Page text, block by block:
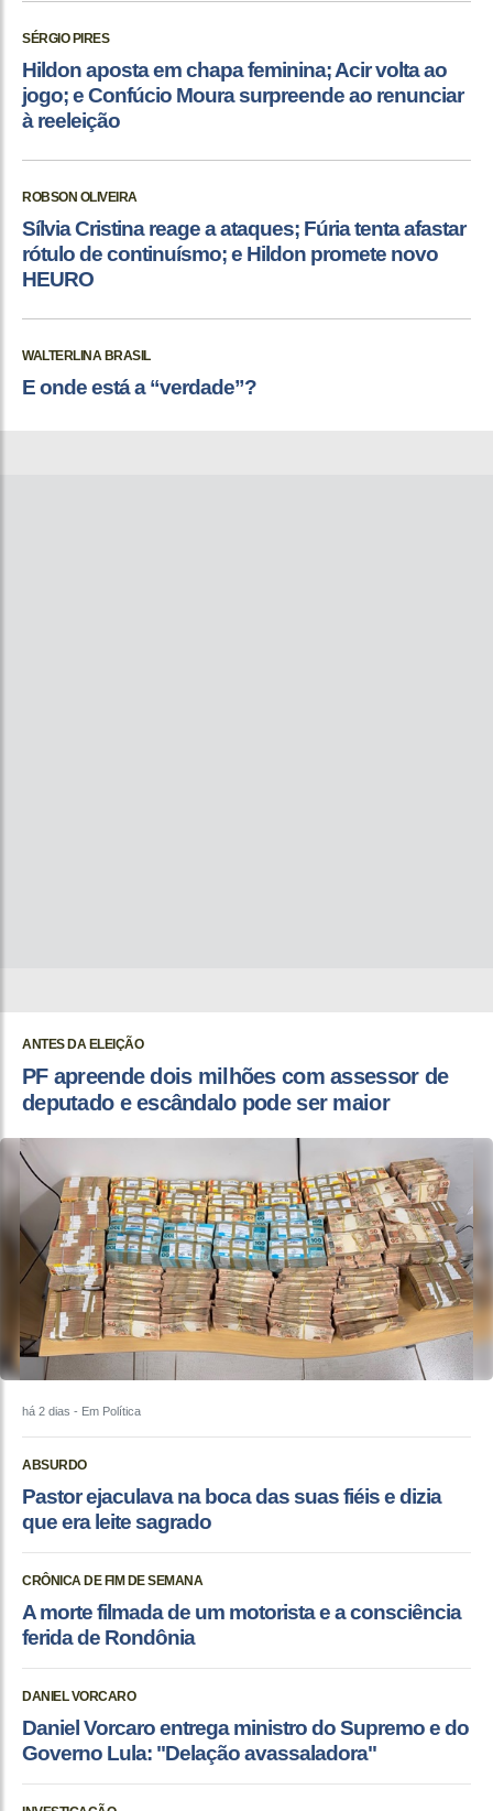
SÉRGIO PIRES
Hildon aposta em chapa feminina; Acir volta ao
jogo; e Confúcio Moura surpreende ao renunciar
à reeleição
ROBSON OLIVEIRA
Sílvia Cristina reage a ataques; Fúria tenta afastar
rótulo de continuísmo; e Hildon promete novo
HEURO
WALTERLINA BRASIL
E onde está a “verdade”?
ANTES DA ELEIÇÃO
PF apreende dois milhões com assessor de
deputado e escândalo pode ser maior
há 2 dias - Em Política
ABSURDO
Pastor ejaculava na boca das suas fiéis e dizia
que era leite sagrado
CRÔNICA DE FIM DE SEMANA
A morte filmada de um motorista e a consciência
ferida de Rondônia
DANIEL VORCARO
Daniel Vorcaro entrega ministro do Supremo e do
Governo Lula: "Delação avassaladora"